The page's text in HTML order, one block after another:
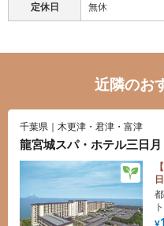
定休日 無休
近隣のお
千葉県｜木更津・君津・富津
龍宮城スパ・ホテル三日月